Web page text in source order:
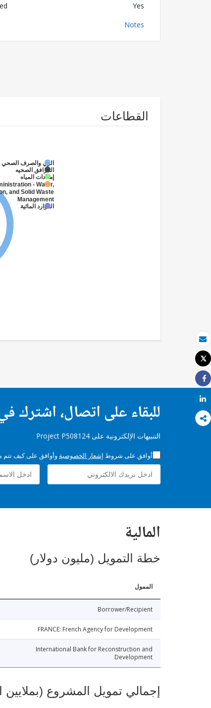
بريد الكتروني
طباعة
Tweet
Share
Share
Yes
Notes
القطاعات
الري والصرف الصحي
المرافق الصحيه
إمدادات المياه
- Water,
and Solid Waste
Management
الموارد المائية
للبقاء على اتصال، اشترك
التنبيهات الإلكترونية على Project P508124
أوافق على شروط إشعار الخصوصية وأوافق على كيف تتم
المالية
خطة التمويل (مليون دولار)
الممول
Borrower/Recipient
FRANCE: French Agency for Development
International Bank for Reconstruction and
Development
إجمالي تمويل المشروع (بملايين